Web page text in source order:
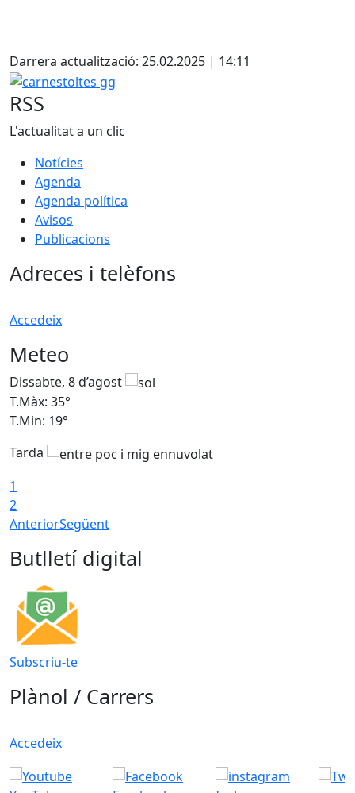
Darrera actualització: 25.02.2025 | 14:11
carnestoltes gg
RSS
L'actualitat a un clic
Notícies
Agenda
Agenda política
Avisos
Publicacions
Adreces i telèfons
Accedeix
Meteo
Dissabte, 8 d’agost
T.Màx: 35°
T.Min: 19°
Tarda
1
2
AnteriorSegüent
Butlletí digital
Subscriu-te
Plànol / Carrers
Accedeix